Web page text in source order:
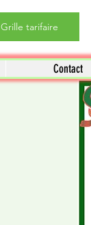
Grille tarifaire
Contact